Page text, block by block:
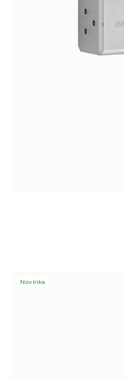
Novinka